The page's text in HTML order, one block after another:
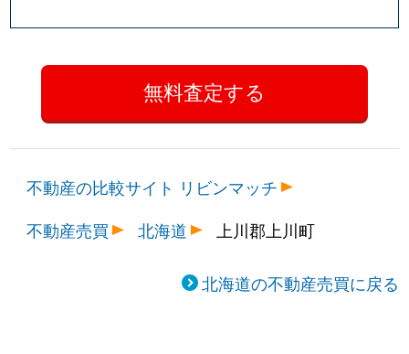
不動産の比較サイト リビンマッチ
不動産売買
北海道 上川郡上川町
北海道の不動産売買に戻る